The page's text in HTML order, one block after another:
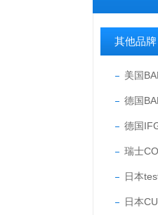
其他品牌
美国
德国
德国
瑞士
日本
日本